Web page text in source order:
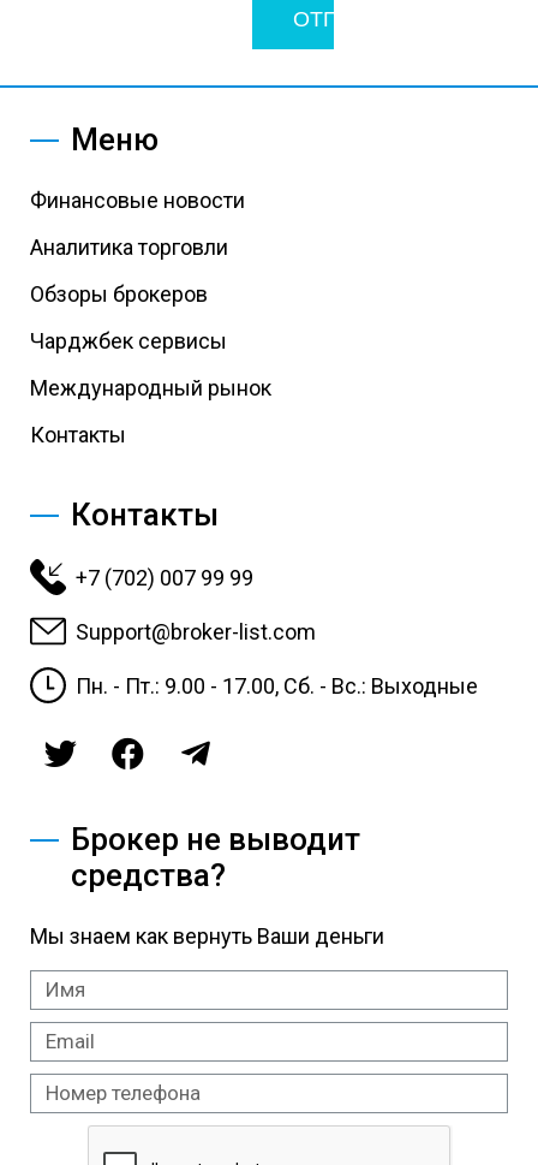
Меню
Финансовые новости
Аналитика торговли
Обзоры брокеров
Чарджбек сервисы
Международный рынок
Контакты
Контакты
+7 (702) 007 99 99
Support@broker-list.com
Пн. - Пт.: 9.00 - 17.00, Сб. - Вс.: Выходные
Брокер не выводит
средства?
Мы знаем как вернуть Ваши деньги